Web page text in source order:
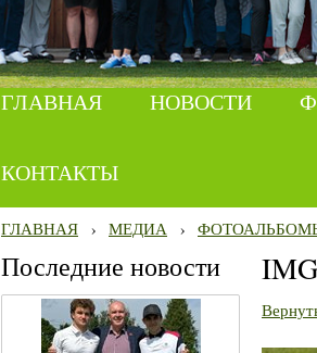
ГЛАВНАЯ НОВОСТИ
КОНТАКТЫ
ГЛАВНАЯ › МЕДИА ›
Последние новости